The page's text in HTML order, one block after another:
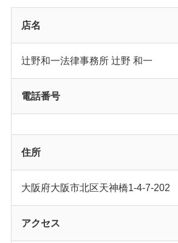
店名
辻野和一法律事務所 辻野 和一
電話番号
住所
大阪府大阪市北区天神橋1-4-7-202
アクセス